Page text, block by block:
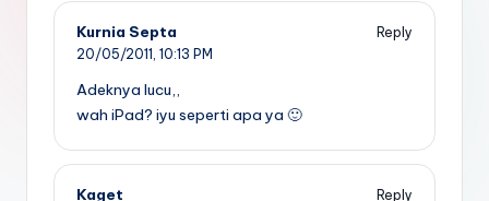
Kurnia Septa
Reply
20/05/2011, 10:13 PM
Adeknya lucu,,
wah iPad? iyu seperti apa ya 🙂
Kaget Reply